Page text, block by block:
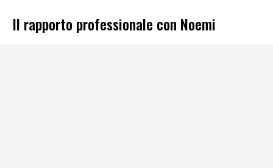
Il rapporto professionale con Noemi